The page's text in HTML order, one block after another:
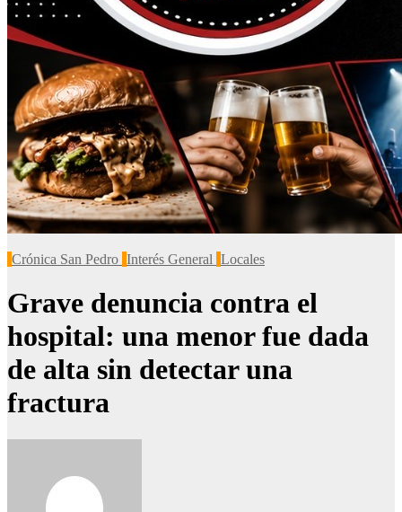
Crónica San Pedro Interés General Locales
Grave denuncia contra el
hospital: una menor fue dada
de alta sin detectar una
fractura